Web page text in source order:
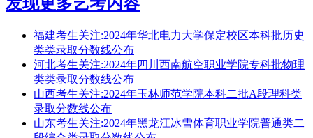
发现更多艺考内容
福建考生关注:2024年华北电力大学保定校区本科批历史
类类录取分数线公布
河北考生关注:2024年四川西南航空职业学院专科批物理
类类录取分数线公布
山西考生关注:2024年玉林师范学院本科二批A段理科类
录取分数线公布
山东考生关注:2024年黑龙江冰雪体育职业学院普通类二